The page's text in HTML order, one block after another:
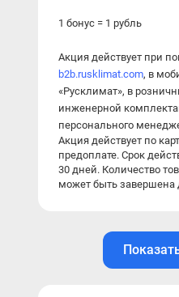
1 бонус = 1 рубль
b2b.rusklimat.com, в
«Русклимат», в
инженерной
персонального
Акция действует по
предоплате. Срок
30 дней. Количество
может быть завершена